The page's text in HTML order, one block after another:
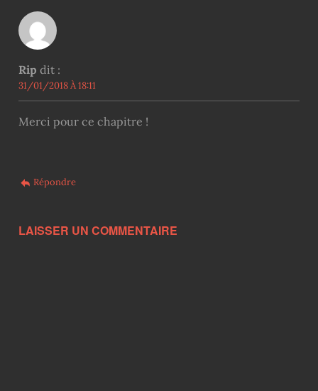
Rip dit :
31/01/2018 À 18:11
Merci pour ce chapitre !
Répondre
LAISSER UN COMMENTAIRE